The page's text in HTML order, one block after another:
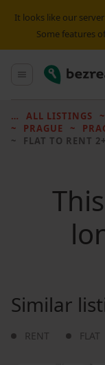
It looks like our
Some features
Main menu
Bezrealitky
ALL LISTINGS
PRAGUE
FLAT TO RENT
Similar
RENT FLAT